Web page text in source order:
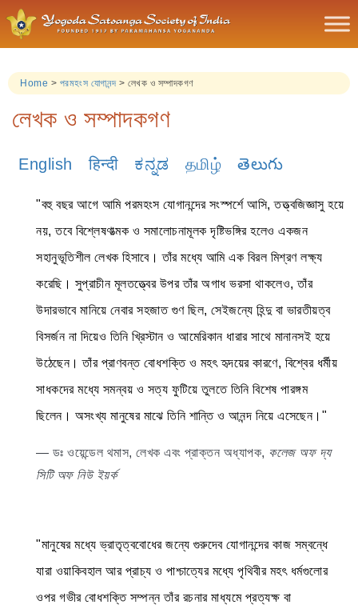
Home > পরমহংস যোগানন্দ> লেখক ও সম্পাদকগণ
লেখক ও সম্পাদকগণ
English हिन्दी ಕನ್ನಡ தமிழ் తెలుగు
"বহু বছর আগে আমি পরমহংস যোগানন্দের সংস্পর্শে আসি, তত্ত্বজিজ্ঞাসু হয়ে
নয়, তবে বিশ্লেষণাত্মক ও সমালোচনামূলক দৃষ্টিভঙ্গির হলেও একজন
সহানুভূতিশীল লেখক হিসাবে। তাঁর মধ্যে আমি এক বিরল মিশ্রণ লক্ষ্য
করেছি। সুপ্রাচীন মূলতত্ত্বের উপর তাঁর অগাধ ভরসা থাকলেও, তাঁর
উদারভাবে মানিয়ে নেবার সহজাত গুণ ছিল, সেইজন্যে হিন্দু বা ভারতীয়ত্ব
বিসর্জন না দিয়েও তিনি খ্রিস্টান ও আমেরিকান ধারার সাথে মানানসই হয়ে
উঠেছেন। তাঁর প্রাণবন্ত বোধশক্তি ও মহৎ হৃদয়ের কারণে, বিশ্বের ধর্মীয়
সাধকদের মধ্যে সমন্বয় ও সত্য ফুটিয়ে তুলতে তিনি বিশেষ পারঙ্গম
ছিলেন। অসংখ্য মানুষের মাঝে তিনি শান্তি ও আনন্দ নিয়ে এসেছেন।"
— ডঃ ওয়েন্ডেল থমাস, লেখক এবং প্রাক্তন অধ্যাপক, কলেজ অফ দ্য
সিটি অফ নিউ ইয়র্ক
"মানুষের মধ্যে ভ্রাতৃত্ববোধের জন্যে গুরুদেব যোগানন্দের কাজ সম্বন্ধে
যারা ওয়াকিবহাল আর প্রাচ্য ও পাশ্চাত্যের মধ্যে পৃথিবীর মহৎ ধর্মগুলোর
ওপর গভীর বোধশক্তি সম্পন্ন তাঁর রচনার মাধ্যমে প্রত্যক্ষ বা